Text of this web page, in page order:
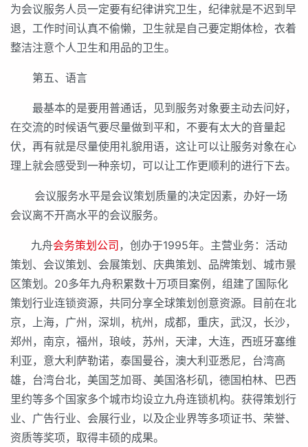
为会议服务人员一定要有纪律讲究卫生，纪律就是不迟到早
退，工作时间认真不偷懒，卫生就是自己要定期体检，衣着
整洁注意个人卫生和用品的卫生。
第五、语言
最基本的是要用普通话，见到服务对象要主动去问好，
在交流的时候语气要尽量做到平和，不要有太大的音量起
伏，再有就是尽量使用礼貌用语，这让可以让服务对象在心
理上就会感受到一种亲切，可以让工作更顺利的进行下去。
会议服务水平是会议策划质量的决定因素，办好一场
会议离不开高水平的会议服务。
九舟会务策划公司 ，创办于1995年。主营业务：活动
策划、会议策划、会展策划、庆典策划、品牌策划、城市景
区策划。20多年九舟积累数十万项目案例，组建了国际化
策划行业连锁资源，共同分享全球策划创意资源。目前在北
京，上海，广州，深圳，杭州，成都，重庆，武汉，长沙，
郑州，南京，福州，琅岐，苏州，天津，大连，西班牙塞维
利亚，意大利萨勒诺，泰国曼谷，澳大利亚悉尼，台湾高
雄，台湾台北，美国芝加哥、美国洛杉矶，德国柏林、巴西
里约等多个国家多个城市均设立九舟连锁机构。获得策划行
业、广告行业、会展行业，以及企业界等多项证书、荣誉、
资质等奖项，取得丰硕的成果。